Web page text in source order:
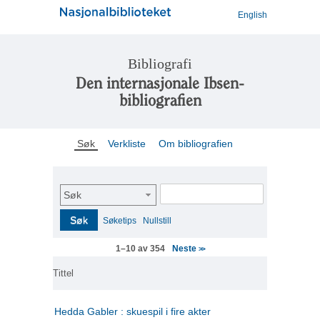
English
Bibliografi
Den internasjonale Ibsen-
bibliografien
Søk Verkliste Om bibliografien
Søk
Søk Søketips Nullstill
1–10 av 354 Neste >>
Tittel
Hedda Gabler : skuespil i fire akter